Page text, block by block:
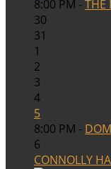
8:00 PM -THE
30
31
1
2
3
4
5
8:00 PM -
6
CONNOLLY